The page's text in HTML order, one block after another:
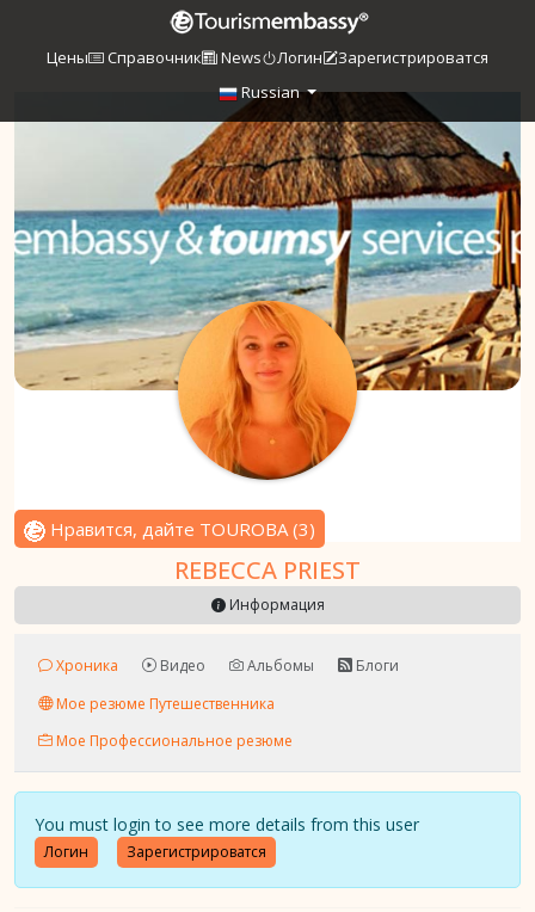
Цены Справочник News Логин
Зарегистрироватся
Russian
Нравится, дайте TOUROBA(3)
REBECCA PRIEST
Информация
Хроника Видео Альбомы
Блоги
Мое резюме Путешественника
Мое Профессиональное резюме
You must login to see more details from this user
Логин Зарегистрироватся